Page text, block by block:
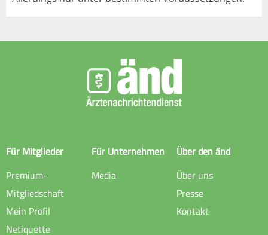
Für Mitglieder
Premium-
Mitgliedschaft
Mein Profil
Netiquette
Für Unternehmen
Media
Über den änd
Über uns
Presse
Kontakt